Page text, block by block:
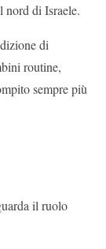
nord di Israele.
di
routine,
sempre più
il ruolo